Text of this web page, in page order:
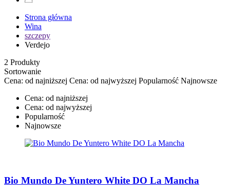
Strona główna
Wina
szczepy
Verdejo
2 Produkty
Sortowanie
Cena: od najniższej Cena: od najwyższej Popularność Najnowsze
Cena: od najniższej
Cena: od najwyższej
Popularność
Najnowsze
Bio Mundo De Yuntero White DO La Mancha